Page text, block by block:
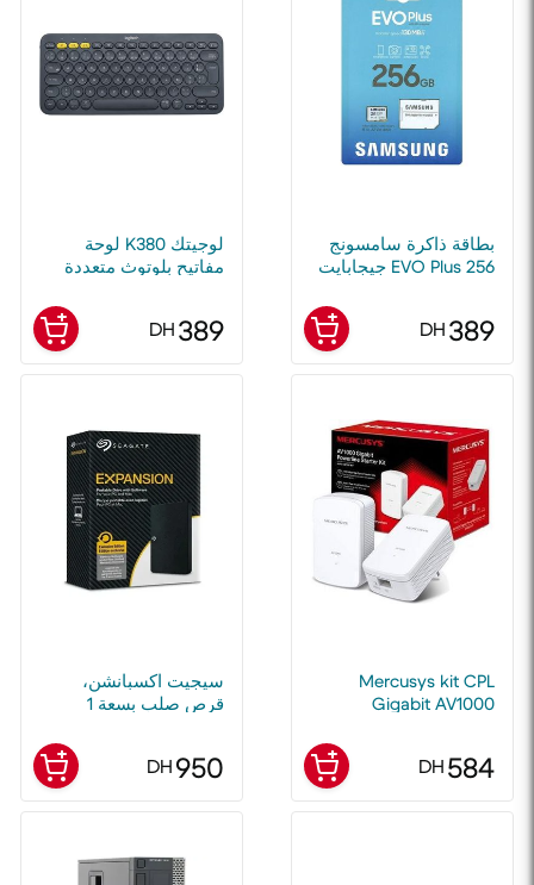
بطاقة ذاكرة سامسونج
EVO Plus 256 جيجابايت
389
DH
لوجيتك K380 لوحة
مفاتيح بلوتوث متعددة
CENTRAL
389
DH
Mercusys kit CPL
Gigabit AV1000
CPL 1000 Mbps MP500
KIT
584
DH
سيجيت اكسبانشن،
قرص صلب بسعة 1
950
DH